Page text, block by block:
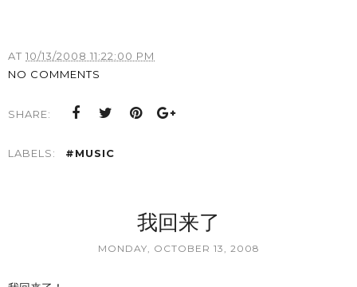
AT 10/13/2008 11:22:00 PM
NO COMMENTS
SHARE:
LABELS: #MUSIC
我回来了
MONDAY, OCTOBER 13, 2008